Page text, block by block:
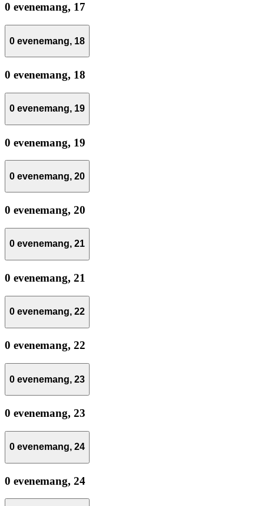
0 evenemang, 17
0 evenemang, 18
0 evenemang, 18
0 evenemang, 19
0 evenemang, 19
0 evenemang, 20
0 evenemang, 20
0 evenemang, 21
0 evenemang, 21
0 evenemang, 22
0 evenemang, 22
0 evenemang, 23
0 evenemang, 23
0 evenemang, 24
0 evenemang, 24